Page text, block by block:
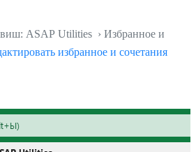
ASAP Utilities › Избранное и
избранное и сочетания